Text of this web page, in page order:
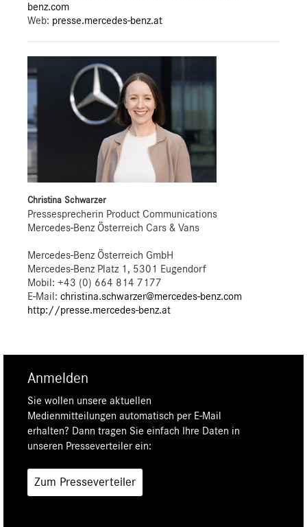
benz.com
Web: presse.mercedes-benz.at
Christina Schwarzer
Pressesprecherin Product Communications
Mercedes-Benz Österreich Cars & Vans
Mercedes-Benz Österreich GmbH
Mercedes-Benz Platz 1, 5301 Eugendorf
Mobil: +43 (0) 664 814 7177
E-Mail: christina.schwarzer@mercedes-benz.com
http://presse.mercedes-benz.at
Anmelden
Sie wollen unsere aktuellen
Medienmitteilungen automatisch per E-Mail
erhalten? Dann tragen Sie einfach Ihre Daten in
unseren Presseverteiler ein:
Zum Presseverteiler